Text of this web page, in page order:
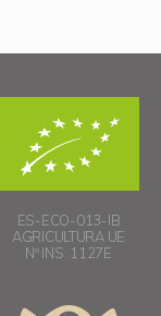
ES-ECO-013-IB
AGRICULTURA UE
Nº INS: 1127E